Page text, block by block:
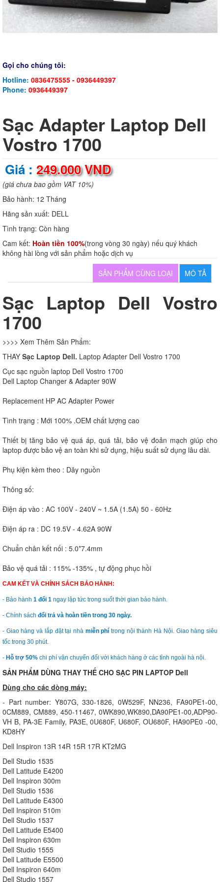
Gọi cho chúng tôi:
Hotline: 0836475555 - 0936449397
Phone: 0936449397
Sạc Adapter Laptop Dell
Vostro 1700
Giá : 249.000 VND
(giá chưa bao gồm VAT 10%)
Bảo hành: 12 Tháng
Hãng sản xuất: DELL
Tình trạng: Còn hàng
Cam kết: Hoàn tiền 100%(trong vòng 30 ngày) nếu quý khách
không hài lòng với sản phẩm hoặc dịch vụ
MÔ TẢ
SẢN PHẨM CÙNG LOẠI
Sạc Laptop Dell Vostro
1700
>>>> Xem Thêm Sản Phẩm:
THAY Sạc Laptop Dell. Laptop Adapter Dell Vostro 1700
Cục sạc nguồn laptop Dell Vostro 1700
Dell Laptop Changer & Adapter 90W
Replacement HP AC Adapter Power
Tình trạng : Mới 100% .OEM chất lượng cao
Thiết bị tăng bảo vệ quá áp, quá tải, bảo vệ đoản mạch giúp cho
laptop được bảo vệ an toàn khi sử dụng, hiệu suất sử dụng lâu dài.
Phụ kiện kèm theo : Dây nguồn
Thông số:
Điện áp vào : AC 100V - 240V ~ 1.5A (1.5A) 50 - 60Hz
Điện áp ra : DC 19.5V - 4.62A 90W
Chuẩn chân kết nối : 5.0*7.4mm
Bảo vệ quá tải : 115% -135% , tự động phục hồi
CAM KẾT VÀ CHÍNH SÁCH BẢO HÀNH:
- Bảo hành 1 đổi 1 ngay lập tức trong suốt thời gian bảo hành.
- Chính sách đổi trả và hoàn tiền trong 30 ngày.
- Giao hàng và lắp đặt tại nhà miễn phí trong nội thành Hà Nội. Giao hàng siêu
tốc trong 30 phút.
- Hỗ trợ 50% chi phí vận chuyển đối với khách hàng ở các tỉnh ngoài hà nội.
SẢN PHẨM DÙNG THAY THẾ CHO SẠC PIN LAPTOP Dell
Dùng cho các dòng máy:
- Part number: Y807G, 330-1826, 0W529F, NN236, FA90PE1-00,
0CM889, CM889, 450-11467, 0WK890,WK890,DA90PE1-00,ADP90-
VH B, PA-3E Family, PA3E, 0U680F, U680F, OU680F, HA90PE0 -00,
KD8HY
Dell Inspiron 13R 14R 15R 17R KT2MG
Dell Studio 1535
Dell Latitude E4200
Dell Inspiron 300m
Dell Studio 1536
Dell Latitude E4300
Dell Inspiron 510m
Dell Studio 1537
Dell Latitude E5400
Dell Inspiron 630m
Dell Studio 1555
Dell Latitude E5500
Dell Inspiron 640m
Dell Studio 1557